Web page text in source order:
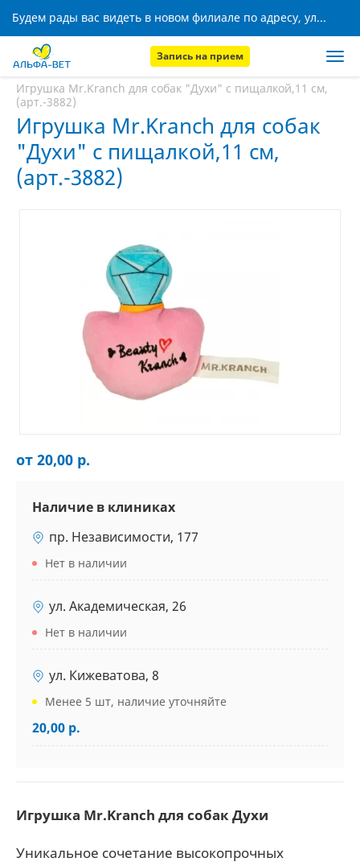
Будем рады вас видеть в новом филиале по адресу, ул. Кижеватова, 8!
Запись на прием
Главная
Игрушка Mr.Kranch для собак "Духи" с пищалкой,11 см,
(арт.-3882)
Игрушка Mr.Kranch для собак
"Духи" с пищалкой,11 см,
(арт.-3882)
от 20,00 р.
Наличие в клиниках
пр. Независимости, 177
Нет в наличии
ул. Академическая, 26
Нет в наличии
ул. Кижеватова, 8
Менее 5 шт, наличие уточняйте
20,00 р.
Игрушка Mr.Kranch для собак Духи
Уникальное сочетание высокопрочных